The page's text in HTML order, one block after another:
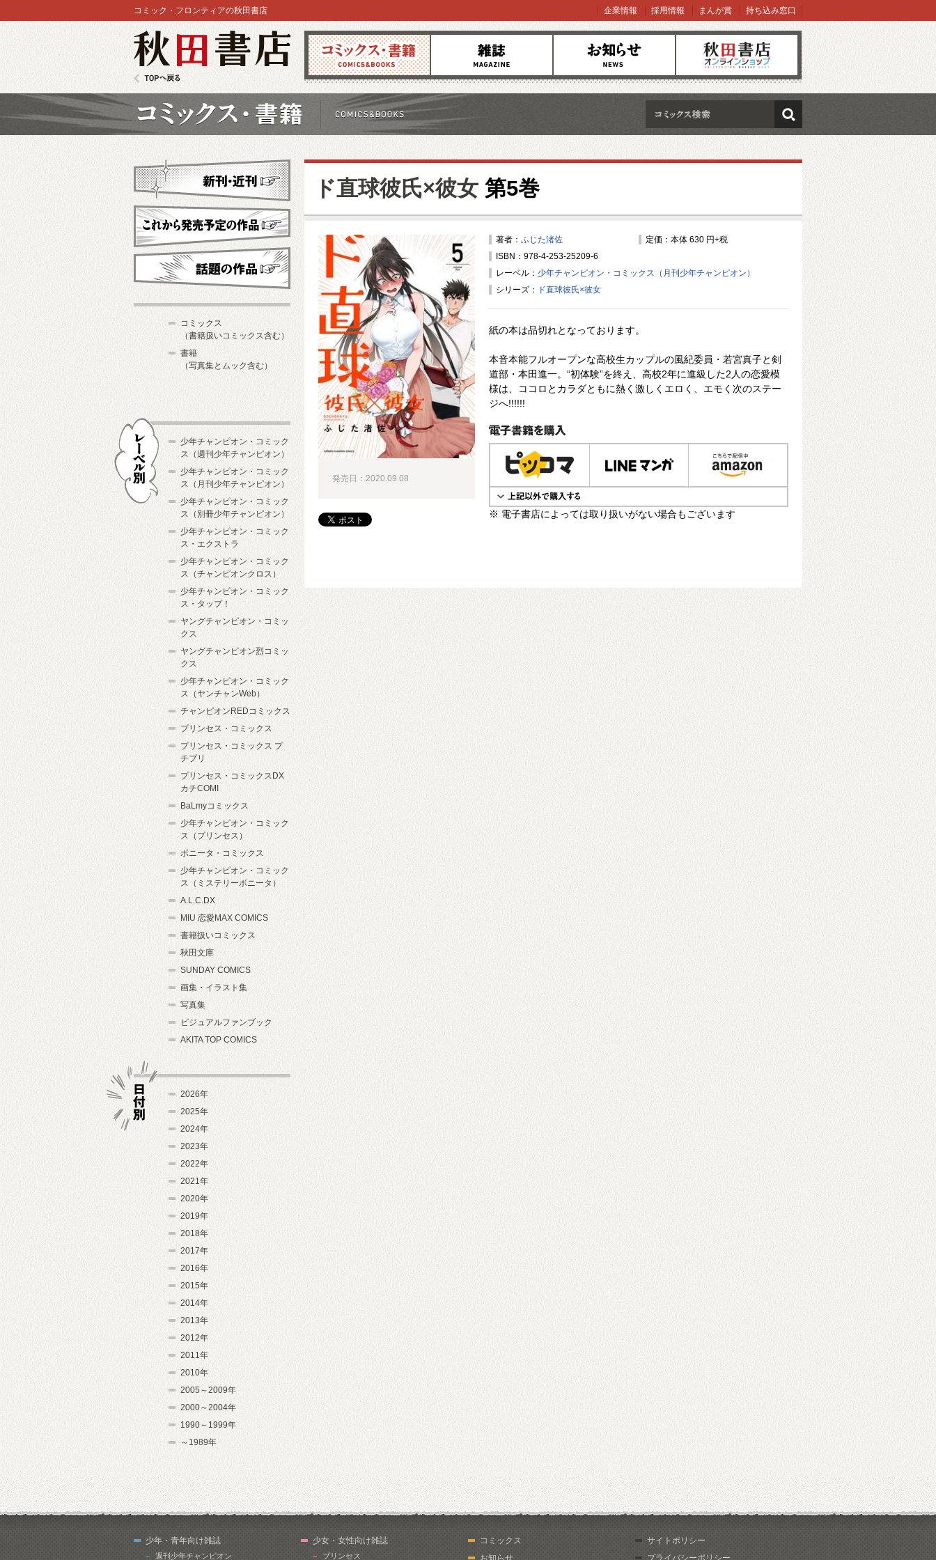
コミックス 雑誌 お知らせ オンラインショップ
コミック・フロンティアの秋田書店 企業情報 採用情報 まんが賞 持ち込み窓口
検索
ド直球彼氏×彼女 第5巻
著者： ふじた渚佐
定価：本体 630 円+税
ISBN：978-4-253-25209-6
レーベル： 少年チャンピオン・コミックス（月刊少年チャンピオン）
シリーズ：
ド直球彼氏×彼女
紙の本は品切れとなっております。
本音本能フルオープンな高校生カップルの風紀委員・若宮真子と剣
道部・本田進一。“初体験”を終え、高校2年に進級した2人の恋愛模
様は、ココロとカラダともに熱く激しくエロく、エモく次のステー
ジへ!!!!!!
電子書籍で購入
※ 電子書店によっては取り扱いがない場合もございます
発売日：2020.09.08
新刊・近刊
これから発売予定
コミックス
（書籍扱いコミックス含む）
書籍
（写真集とムック含む）
少年チャンピオン・コミック
ス（週刊少年チャンピオン）
少年チャンピオン・コミック
ス（月刊少年チャンピオン）
少年チャンピオン・コミック
ス（別冊少年チャンピオン）
少年チャンピオン・コミック
ス・エクストラ
少年チャンピオン・コミック
ス（チャンピオンクロス）
少年チャンピオン・コミック
ス・タップ！
ヤングチャンピオン・コミッ
クス
ヤングチャンピオン烈コミッ
クス
少年チャンピオン・コミック
ス（ヤンチャンWeb）
チャンピオンREDコミックス
プリンセス・コミックス
プリンセス・コミックス プ
チプリ
プリンセス・コミックスDX
カチCOMI
BaLmyコミックス
少年チャンピオン・コミック
ス（プリンセス）
ボニータ・コミックス
少年チャンピオン・コミック
ス（ミステリーボニータ）
A.L.C.DX
MIU 恋愛MAX COMICS
書籍扱いコミックス
秋田文庫
SUNDAY COMICS
画集・イラスト集
写真集
ビジュアルファンブック
AKITA TOP COMICS
2026年
2025年
2024年
2023年
2022年
2021年
2020年
2019年
2018年
2017年
2016年
2015年
2014年
2013年
2012年
2011年
2010年
2005～2009年
2000～2004年
1990～1999年
～1989年
少年・青年向け雑誌
週刊少年チャンピオン
少女・女性向け雑誌
プリンセス
コミックス
お知らせ
サイトポリシー
プライバシーポリシー